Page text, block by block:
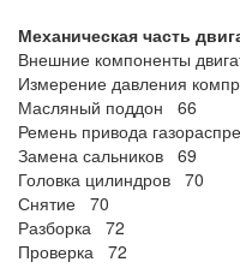
Механическая часть
Внешние компоненты
Измерение давления
Масляный поддон 66
Ремень привода
Замена сальников 69
Головка цилиндров 70
Снятие 70
Разборка 72
Проверка 72